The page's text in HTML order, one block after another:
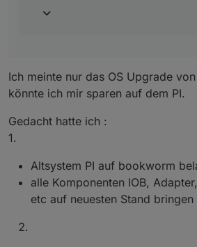
Ich meinte nur das OS Upgrade
könnte ich mir sparen auf dem PI.
Gedacht hatte ich :
1.
Altsystem PI auf bookworm
alle Komponenten IOB,
etc auf neuesten Stand bringen